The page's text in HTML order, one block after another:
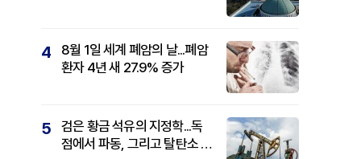
4
8월 1일 세계 폐암의 날...폐암
환자 4년 새 27.9% 증가
5
검은 황금 석유의 지정학...독
점에서 파동, 그리고 탈탄소 패